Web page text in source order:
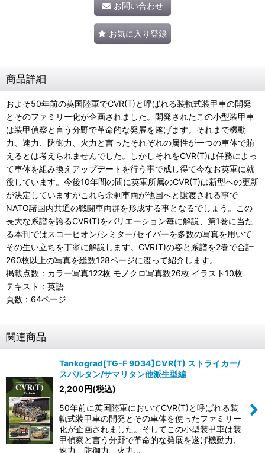
お問い合わせ
お気に入り登録
商品詳細
およそ50年前の英国陸軍でCVR(T)と呼ばれる装軌式装甲車の開発
とそのファミリー化が企画されました。開発されたこの小型装甲車
は装甲偵察と言う分野で革命的な発展を遂げます。それまで機動
力、速力、防御力、火力と言ったそれぞれの属性が一つの車体で賄
えるとは考えられませんでした。しかしそれをCVR(T)は任務によっ
て車体を組み換えアップデートを行う事で成し得て今なお英軍に就
役しています。今後10年間の間に英軍所属のCVR(T)は新型への更新
が決定していますがこれら余剰車両が他国へと譲渡される事で
NATO諸国内共通の戦闘車両群を形成する事となるでしょう。この
長大な系譜を誇るCVR(T)をバリエーション毎に解説、第1巻に当た
る本刊ではスコーピオン/シミター/セイバーを多数の写真を用いて
その生い立ちを丁寧に解説します。CVR(T)の姿と系譜を2巻で合計
260枚以上の写真を総数128ページに渡って紹介します。
掲載点数：カラー写真122枚 モノクロ写真数26枚 イラスト10枚
テキスト：英語
頁数：64ページ
関連商品
Tankograd[TG-F 9034]CVR(T) ストライカー/
スパルタン/サマリタン他派生型編
2,200円(税込)
50年前に英国陸軍においてCVR(T)と呼ばれる装
軌式装甲車の開発とその車体を使ったファミリー
化が企画されました。そしてこの小型装甲車は装
甲偵察と言う分野で革命的な発展を遂げ機動力、
速力、防御力、火力…